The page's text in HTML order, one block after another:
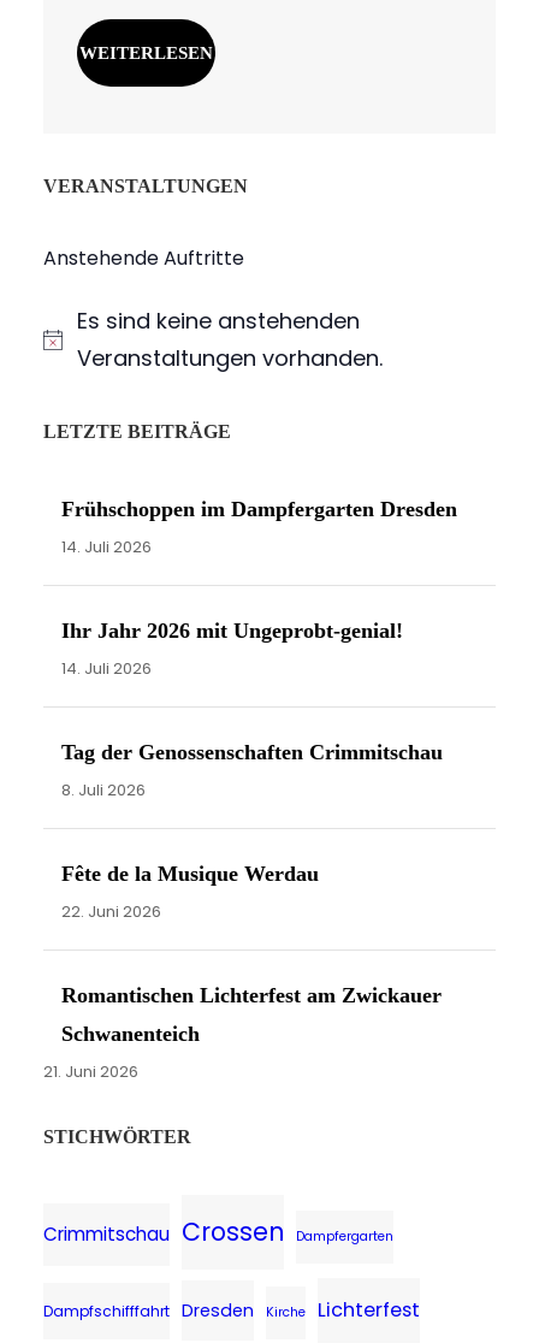
WEITERLESEN
VERANSTALTUNGEN
Anstehende Auftritte
H
n
s
Es sind keine anstehenden
Veranstaltungen vorhanden.
LETZTE BEITRÄGE
Frühschoppen im Dampfergarten Dresden
14. Juli 2026
Ihr Jahr 2026 mit Ungeprobt-genial!
14. Juli 2026
Tag der Genossenschaften Crimmitschau
8. Juli 2026
Fête de la Musique Werdau
22. Juni 2026
Romantischen Lichterfest am Zwickauer
Schwanenteich
21. Juni 2026
STICHWÖRTER
Crimmitschau Crossen Dampfergarten
Dampfschifffahrt Dresden Kirche Lichterfest